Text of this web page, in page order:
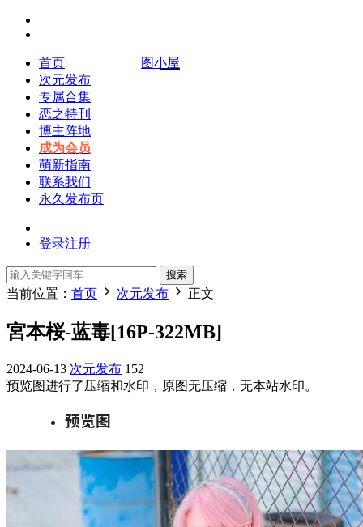
图小屋
首页
次元发布
专属合集
恋之特刊
博主阵地
成为会员
萌新指南
联系我们
永久发布页
登录注册
搜索
当前位置： 首页 次元发布 正文
宮本桜-蓝毒[16P-322MB]
2024-06-13 次元发布 152
预览图进行了压缩和水印，原图无压缩，无本站水印。
预览图